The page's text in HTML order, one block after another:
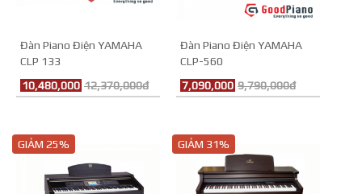
Đàn Piano Điện YAMAHA
CLP 133
10,480,000 12,370,000đ
Đàn Piano Điện YAMAHA
CLP-560
7,090,000 9,790,000đ
GIẢM 25% GIẢM 31%